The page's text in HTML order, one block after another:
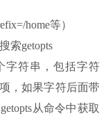
home等）
索getopts
字符串，包括字符
，如果字符后面带
从命令中获取